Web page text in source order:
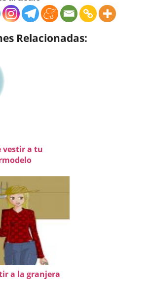
Relacionadas:
vestir a tu
a la granjera